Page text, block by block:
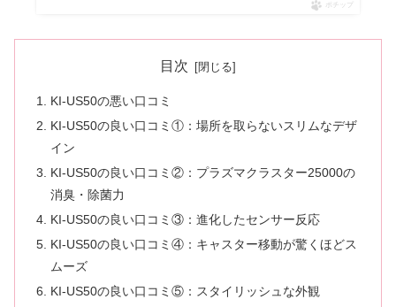
ポチップ
目次
KI-US50の悪い口コミ
KI-US50の良い口コミ①：場所を取らないスリムなデザ
イン
KI-US50の良い口コミ②：プラズマクラスター25000の
消臭・除菌力
KI-US50の良い口コミ③：進化したセンサー反応
KI-US50の良い口コミ④：キャスター移動が驚くほどス
ムーズ
KI-US50の良い口コミ⑤：スタイリッシュな外観